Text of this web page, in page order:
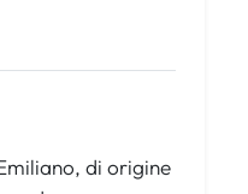
di origine